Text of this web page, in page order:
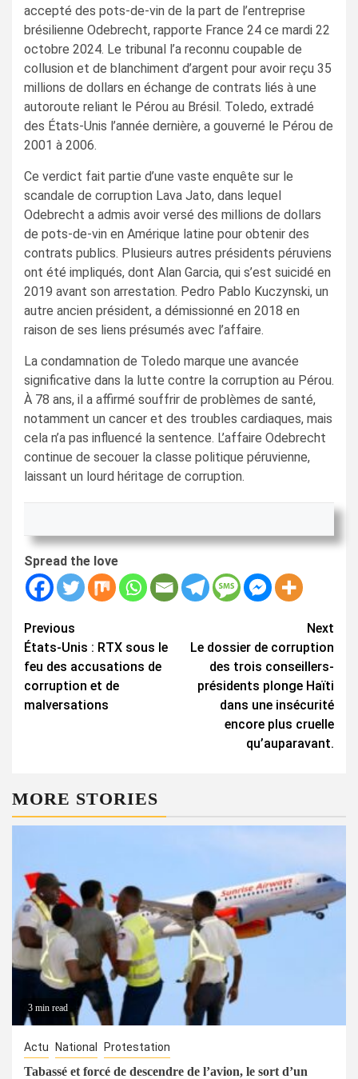
accepté des pots-de-vin de la part de l’entreprise
brésilienne Odebrecht, rapporte France 24 ce mardi 22
octobre 2024. Le tribunal l’a reconnu coupable de
collusion et de blanchiment d’argent pour avoir reçu 35
millions de dollars en échange de contrats liés à une
autoroute reliant le Pérou au Brésil. Toledo, extradé
des États-Unis l’année dernière, a gouverné le Pérou de
2001 à 2006.
Ce verdict fait partie d’une vaste enquête sur le
scandale de corruption Lava Jato, dans lequel
Odebrecht a admis avoir versé des millions de dollars
de pots-de-vin en Amérique latine pour obtenir des
contrats publics. Plusieurs autres présidents péruviens
ont été impliqués, dont Alan Garcia, qui s’est suicidé en
2019 avant son arrestation. Pedro Pablo Kuczynski, un
autre ancien président, a démissionné en 2018 en
raison de ses liens présumés avec l’affaire.
La condamnation de Toledo marque une avancée
significative dans la lutte contre la corruption au Pérou.
À 78 ans, il a affirmé souffrir de problèmes de santé,
notamment un cancer et des troubles cardiaques, mais
cela n’a pas influencé la sentence. L’affaire Odebrecht
continue de secouer la classe politique péruvienne,
laissant un lourd héritage de corruption.
Spread the love
Continue
Reading
Previous
États-Unis : RTX sous le
feu des accusations de
corruption et de
malversations
Next
Le dossier de corruption
des trois conseillers-
présidents plonge Haïti
dans une insécurité
encore plus cruelle
qu’auparavant.
MORE STORIES
3 min read
Actu National Protestation
Tabassé et forcé de descendre de l’avion, le sort d’un